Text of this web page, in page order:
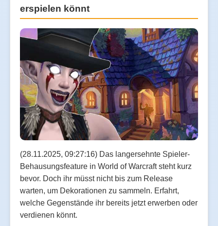
erspielen könnt
(28.11.2025, 09:27:16) Das langersehnte Spieler-
Behausungsfeature in World of Warcraft steht kurz
bevor. Doch ihr müsst nicht bis zum Release
warten, um Dekorationen zu sammeln. Erfahrt,
welche Gegenstände ihr bereits jetzt erwerben oder
verdienen könnt.